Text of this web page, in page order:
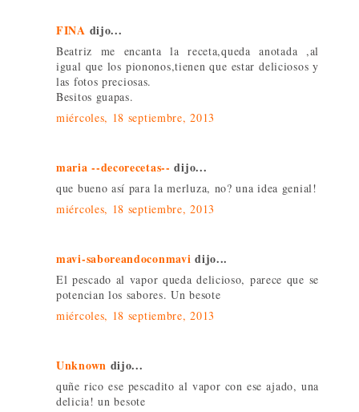
FINA dijo...
Beatriz me encanta la receta,queda anotada ,al
igual que los piononos,tienen que estar deliciosos y
las fotos preciosas.
Besitos guapas.
miércoles, 18 septiembre, 2013
maria --decorecetas-- dijo...
que bueno así para la merluza, no? una idea genial!
miércoles, 18 septiembre, 2013
mavi-saboreandoconmavi dijo...
El pescado al vapor queda delicioso, parece que se
potencian los sabores. Un besote
miércoles, 18 septiembre, 2013
Unknown dijo...
quñe rico ese pescadito al vapor con ese ajado, una
delicia! un besote